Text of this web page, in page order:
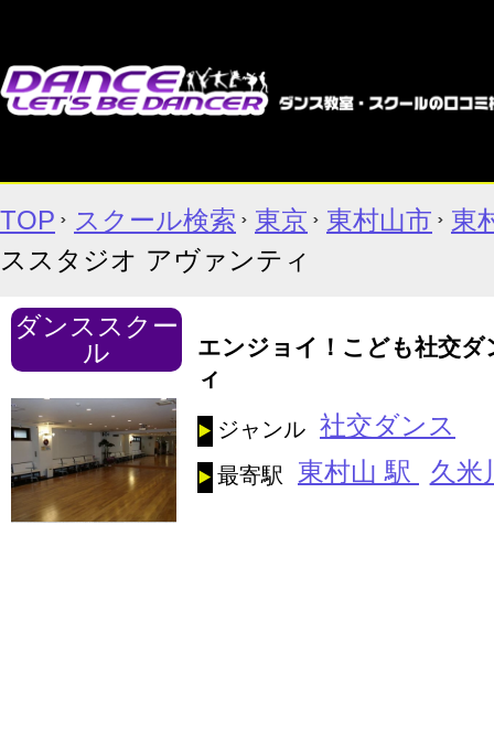
TOP スクール検索 東京 東村山市
東
ススタジオ アヴァンティ
ダンススクー
ル
エンジョイ！こども社交
ィ
ジャンル 社交ダンス
最寄駅 東村山 駅 久米